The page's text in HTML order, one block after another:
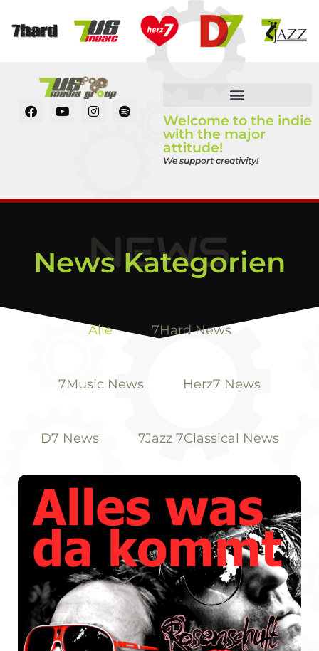
Welcome to the indie
with the major
attitude!
We support creativity!
NEWS
News Kategorien
Alle 7Hard News
7Music News Herz7 News
D7 News 7Jazz 7Classical News